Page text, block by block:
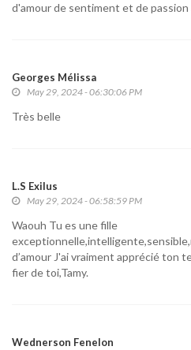
d'amour de sentiment et de passion
Georges Mélissa
May 29, 2024 - 06:30:06 PM
Très belle
L.S Exilus
May 29, 2024 - 06:58:59 PM
Waouh Tu es une fille
d’amour J'ai vraiment apprécié ton
fier de toi,Tamy.
Wednerson Fenelon